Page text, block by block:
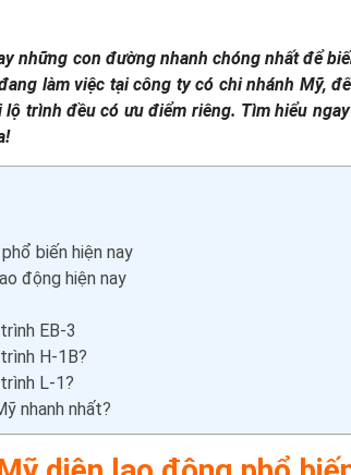
những con đường nhanh chóng nhất để
làm việc tại công ty có chi nhánh Mỹ,
trình đều có ưu điểm riêng. Tìm hiểu
biến hiện nay
động hiện nay
EB-3
H-1B?
L-1?
nhanh nhất?